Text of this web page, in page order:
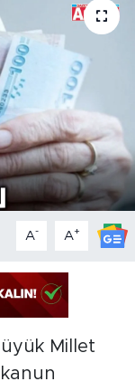
A- A+
Millet